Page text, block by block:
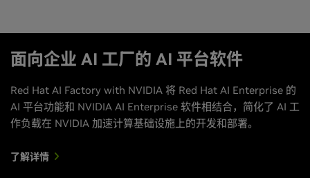
面向企业 AI 工厂的 AI 平台软件
Red Hat AI Factory with NVIDIA 将 Red Hat AI Enterprise 的
AI 平台功能和 NVIDIA AI Enterprise 软件相结合，简化了 AI 工
作负载在 NVIDIA 加速计算基础设施上的开发和部署。
了解详情